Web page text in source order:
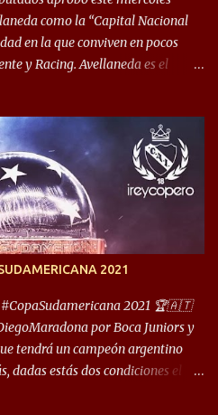
como la “Capital Nacional
en la que conviven en pocos
y Racing. Avellaneda es el
solo 150 metros. Por ello
de los más picantes del fútbol
parte Arsenal, equipo que
del fútbol local durante muchos
comparten esas tierras, aunque el
Independiente - Racing. “No
“Creo que Avellaneda...
2021
2021 🏆🇦🇹
por Boca Juniors y
tendrá un campeón argentino
dadas estás dos condiciones el